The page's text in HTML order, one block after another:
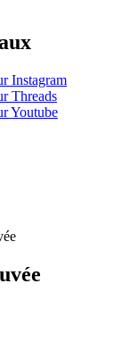
Instagram
Threads
Youtube